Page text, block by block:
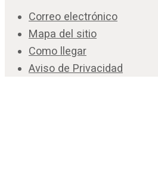
Correo electrónico
Mapa del sitio
Como llegar
Aviso de Privacidad